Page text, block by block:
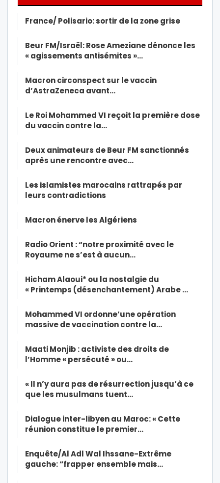
France/ Polisario: sortir de la zone grise
Beur FM/Israël: Rose Ameziane dénonce les
« agissements antisémites »…
Macron circonspect sur le vaccin
d’AstraZeneca avant…
Le Roi Mohammed VI reçoit la première dose
du vaccin contre la…
Deux animateurs de Beur FM sanctionnés
après une rencontre avec…
Les islamistes marocains rattrapés par
leurs contradictions
Macron énerve les Algériens
Radio Orient : “notre proximité avec le
Royaume ne s’est à aucun…
Hicham Alaoui* ou la nostalgie du
« Printemps (désenchantement) Arabe …
Mohammed VI ordonne’une opération
massive de vaccination contre la…
Maati Monjib : activiste des droits de
l’Homme « persécuté » ou…
« Il n’y aura pas de résurrection jusqu’à ce
que les musulmans tuent…
Dialogue inter-libyen au Maroc: « Cette
réunion constitue le premier…
Enquête/Al Adl Wal Ihssane-Extrême
gauche: “frapper ensemble mais…